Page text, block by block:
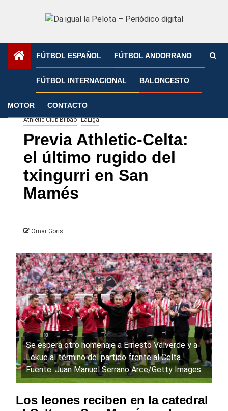
FÚTBOL ESPAÑOL FÚTBOL ANDORRANO
FÚTBOL INTERNACIONAL BALONCESTO
MOTOR CONTACTO
»
Athletic Club Bilbao LaLiga
Previa Athletic-Celta:
el último rugido del
txingurri en San
Mamés
Omar Goris
Se espera otro homenaje a Ernesto Valverde y a
Lekue al término del partido frente al Celta.
Fuente: Juan Manuel Serrano Arce/Getty Images
Los leones reciben en la catedral